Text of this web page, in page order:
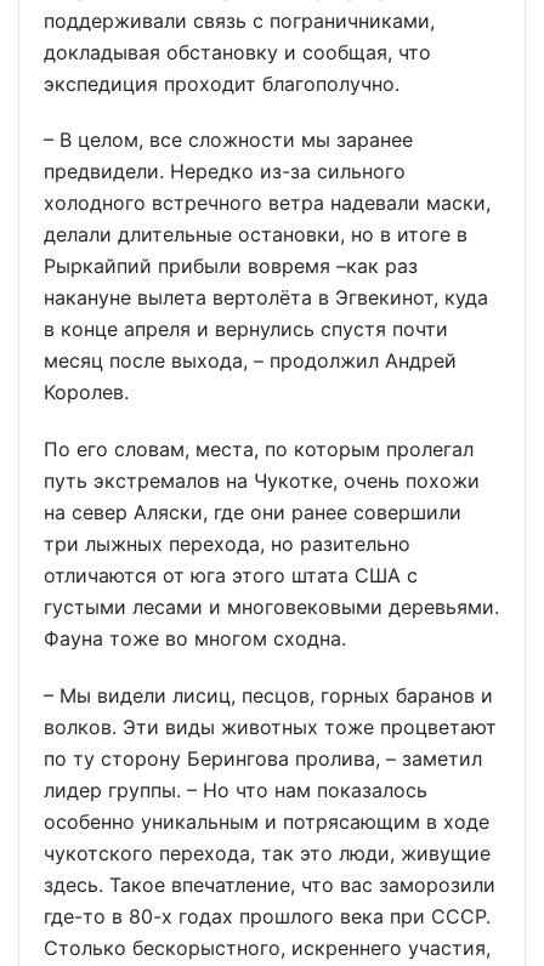
поддерживали связь с пограничниками,
докладывая обстановку и сообщая, что
экспедиция проходит благополучно.
– В целом, все сложности мы заранее
предвидели. Нередко из-за сильного
холодного встречного ветра надевали маски,
делали длительные остановки, но в итоге в
Рыркайпий прибыли вовремя –как раз
накануне вылета вертолёта в Эгвекинот, куда
в конце апреля и вернулись спустя почти
месяц после выхода, – продолжил Андрей
Королев.
По его словам, места, по которым пролегал
путь экстремалов на Чукотке, очень похожи
на север Аляски, где они ранее совершили
три лыжных перехода, но разительно
отличаются от юга этого штата США с
густыми лесами и многовековыми деревьями.
Фауна тоже во многом сходна.
– Мы видели лисиц, песцов, горных баранов и
волков. Эти виды животных тоже процветают
по ту сторону Берингова пролива, – заметил
лидер группы. – Но что нам показалось
особенно уникальным и потрясающим в ходе
чукотского перехода, так это люди, живущие
здесь. Такое впечатление, что вас заморозили
где-то в 80-х годах прошлого века при СССР.
Столько бескорыстного, искреннего участия,